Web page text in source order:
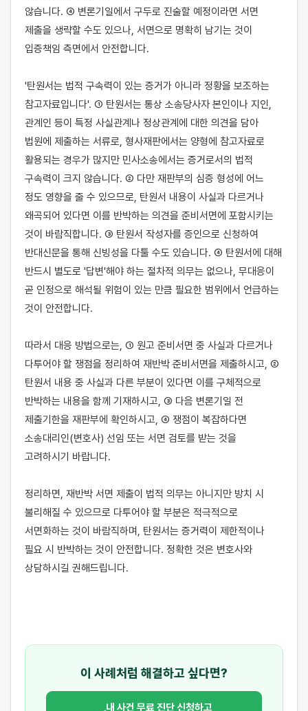
않습니다. ④ 변론기일에서 구두로 진술할 예정이라면 서면
제출을 생략할 수도 있으나, 서면으로 명확히 남기는 것이
입증책임 측면에서 안전합니다.
'탄원서는 법적 구속력이 있는 증거가 아니라 정황을 보조하는
참고자료입니다'. ① 탄원서는 통상 소송당사자 본인이나 지인,
관계인 등이 특정 사실관계나 정상관계에 대한 의견을 담아
법원에 제출하는 서류로, 형사재판에서는 양형에 참고자료로
활용되는 경우가 많지만 민사소송에서는 증거로서의 법적
구속력이 크지 않습니다. ② 다만 재판부의 심증 형성에 어느
정도 영향을 줄 수 있으므로, 탄원서 내용이 사실과 다르거나
왜곡되어 있다면 이를 반박하는 의견을 준비서면에 포함시키는
것이 바람직합니다. ③ 탄원서 작성자를 증인으로 신청하여
반대신문을 통해 신빙성을 다툴 수도 있습니다. ④ 탄원서에 대해
반드시 별도로 '답변'해야 하는 절차적 의무는 없으나, 무대응이
곧 인정으로 해석될 위험이 있는 만큼 필요한 범위에서 언급하는
것이 안전합니다.
따라서 대응 방법으로는, ① 원고 준비서면 중 사실과 다르거나
다투어야 할 쟁점을 정리하여 재반박 준비서면을 제출하시고, ②
탄원서 내용 중 사실과 다른 부분이 있다면 이를 구체적으로
반박하는 내용을 함께 기재하시고, ③ 다음 변론기일 전
제출기한을 재판부에 확인하시고, ④ 쟁점이 복잡하다면
소송대리인(변호사) 선임 또는 서면 검토를 받는 것을
고려하시기 바랍니다.
정리하면, 재반박 서면 제출이 법적 의무는 아니지만 방치 시
불리해질 수 있으므로 다투어야 할 부분은 적극적으로
서면화하는 것이 바람직하며, 탄원서는 증거력이 제한적이나
필요 시 반박하는 것이 안전합니다. 정확한 것은 변호사와
상담하시길 권해드립니다.
이 사례처럼 해결하고 싶다면?
내 사건 무료 진단 신청하고